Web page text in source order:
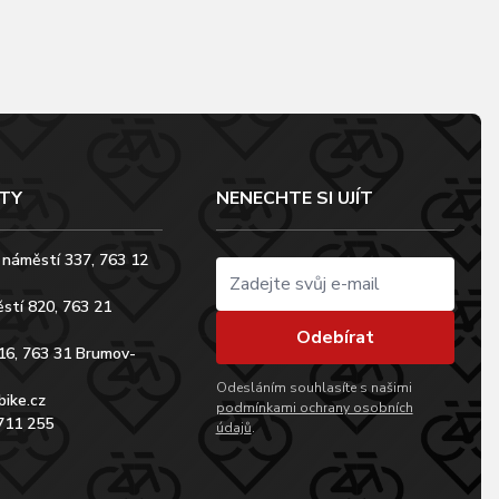
337, 763 12
820, 763 21
763 31 Brumov-
255
NENECHTE SI UJÍT
Odebírat
Odesláním souhlasíte s našimi
podmínkami ochrany osobních
údajů.